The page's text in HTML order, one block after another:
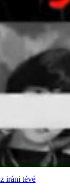
iráni tévé